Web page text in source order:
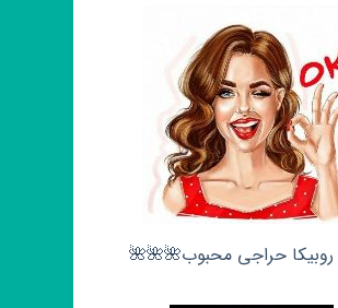
روبیکا حراجی محبوب🌺🌺🌺